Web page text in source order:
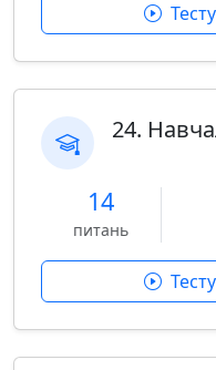
24.
14
питань